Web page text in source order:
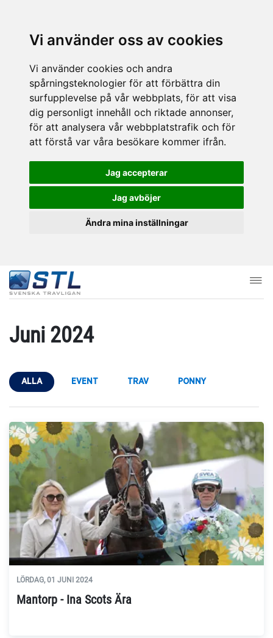
Vi använder oss av cookies
Vi använder cookies och andra
spårningsteknologier för att förbättra din
surfupplevelse på vår webbplats, för att visa
dig personligt innehåll och riktade annonser,
för att analysera vår webbplatstrafik och för
att förstå var våra besökare kommer ifrån.
Jag accepterar
Jag avböjer
Ändra mina inställningar
Juni 2024
ALLA EVENT TRAV PONNY
LÖRDAG, 01 JUNI 2024
Mantorp - Ina Scots Ära